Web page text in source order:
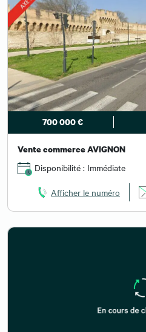
700 000 €
Vente commerce AVIGNON
Disponibilité : Immédiate
Afficher le numéro